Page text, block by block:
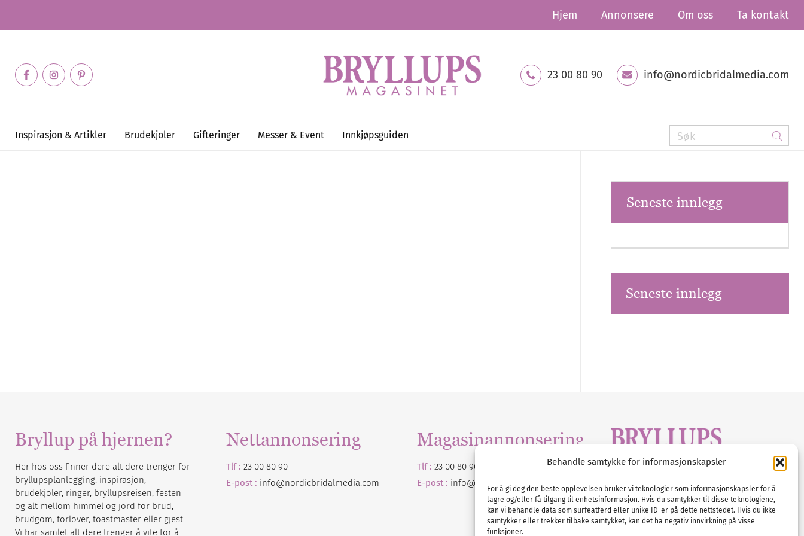
Behandle samtykke for informasjonskapsler
For å gi deg den beste opplevelsen bruker vi teknologier som informasjonskapsler for å
lagre og/eller få tilgang til enhetsinformasjon. Hvis du samtykker til disse teknologiene,
kan vi behandle data som surfeatferd eller unike ID-er på dette nettstedet. Hvis du ikke
samtykker eller trekker tilbake samtykket, kan det ha negativ innvirkning på visse
funksjoner.
Hjem Annonsere Om oss Ta kontakt
23 00 80 90 info@nordicbridalmedia.com
Inspirasjon & Artikler Brudekjoler Gifteringer Messer & Event Innkjøpsguiden
Seneste innlegg
Seneste innlegg
Bryllup på hjernen?
Her hos oss finner dere alt dere trenger for
bryllupsplanlegging: inspirasjon,
brudekjoler, ringer, bryllupsreisen, festen
og alt mellom himmel og jord for brud,
brudgom, forlover, toastmaster eller gjest.
Vi har samlet alt dere trenger å vite for å
Nettannonsering
Tlf : 23 00 80 90
E-post : info@nordicbridalmedia.com
Magasinannonsering
Tlf : 23 00 80 90
E-post : info@ nordicbridalmedia
E-post :info@nordicbridalmedia.com
Bryllupsmagasinet Norge
© All rights reserved.
VAT: NO911740648